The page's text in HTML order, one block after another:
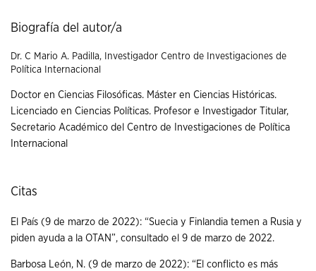
Biografía del autor/a
Dr. C Mario A. Padilla,
Investigador Centro de Investigaciones de
Política Internacional
Doctor en Ciencias Filosóficas. Máster en Ciencias Históricas.
Licenciado en Ciencias Políticas. Profesor e Investigador Titular,
Secretario Académico del Centro de Investigaciones de Política
Internacional
Citas
El País (9 de marzo de 2022): “Suecia y Finlandia temen a Rusia y
piden ayuda a la OTAN”, consultado el 9 de marzo de 2022.
Barbosa León, N. (9 de marzo de 2022): “El conflicto es más